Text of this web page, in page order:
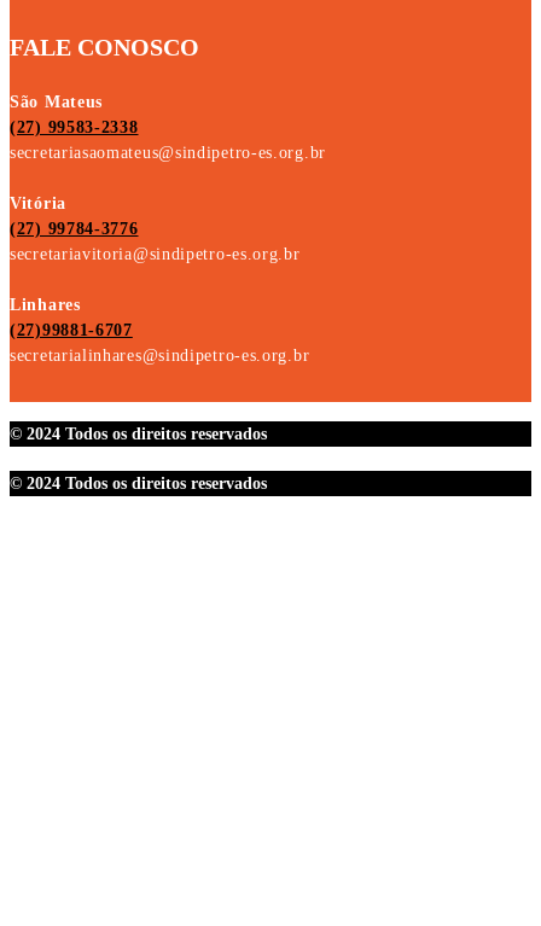
FALE CONOSCO
São Mateus
(27) 99583-2338
secretariasaomateus@sindipetro-es.org.br
Vitória
(27) 99784-3776
secretariavitoria@sindipetro-es.org.br
Linhares
(27)99881-6707
secretarialinhares@sindipetro-es.org.br
© 2024 Todos os direitos reservados
© 2024 Todos os direitos reservados